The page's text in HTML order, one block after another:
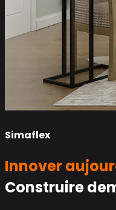
Simaflex
Innover
Construire